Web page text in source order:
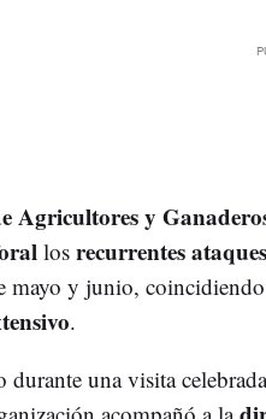
Agricultores y
los recurrentes
mayo y junio,
.
durante una visita